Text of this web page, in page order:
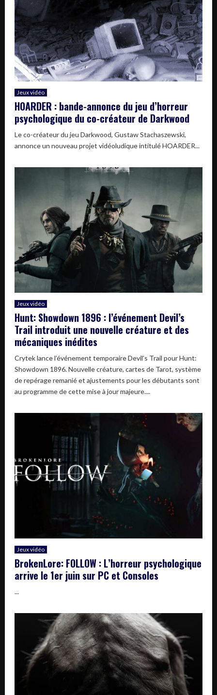
Jeux vidéo
HOARDER : bande-annonce du jeu d’horreur
psychologique du co-créateur de Darkwood
Le co-créateur du jeu Darkwood, Gustaw Stachaszewski,
annonce un nouveau projet vidéoludique intitulé HOARDER...
Jeux vidéo
Hunt: Showdown 1896 : l’événement Devil’s
Trail introduit une nouvelle créature et des
mécaniques inédites
Crytek lance l’événement temporaire Devil’s Trail pour Hunt:
Showdown 1896. Nouvelle créature, cartes de Tarot, système
de repérage remanié et ajustements pour les débutants sont
au programme de cette mise à jour majeure....
Jeux vidéo
BrokenLore: FOLLOW : L’horreur psychologique
arrive le 1er juin sur PC et Consoles
...